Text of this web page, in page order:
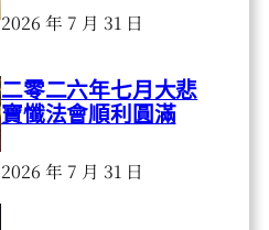
2026 年 7 月 31 日
二零二六年七月大悲
寶懺法會順利圓滿
2026 年 7 月 31 日